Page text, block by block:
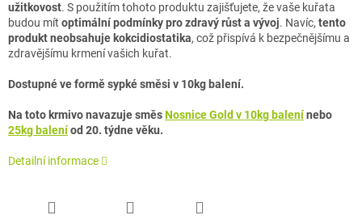
užitkovost. S použitím tohoto produktu zajišťujete, že vaše kuřata
budou mít optimální podmínky pro zdravý růst a vývoj. Navíc, tento
produkt neobsahuje kokcidiostatika, což přispívá k bezpečnějšímu a
zdravějšímu krmení vašich kuřat.
Dostupné ve formě sypké směsi v 10kg balení.
Na toto krmivo navazuje směsNosnice Gold v 10kg balenínebo
25kg baleníod 20. týdne věku.
Detailní informace